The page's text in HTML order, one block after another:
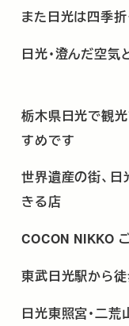
また日光は四季
日光・澄んだ空
栃木県日光で観
すめです
世界遺産の街、
きる店
COCON NIKKO
東武日光駅から
日光東照宮･二荒